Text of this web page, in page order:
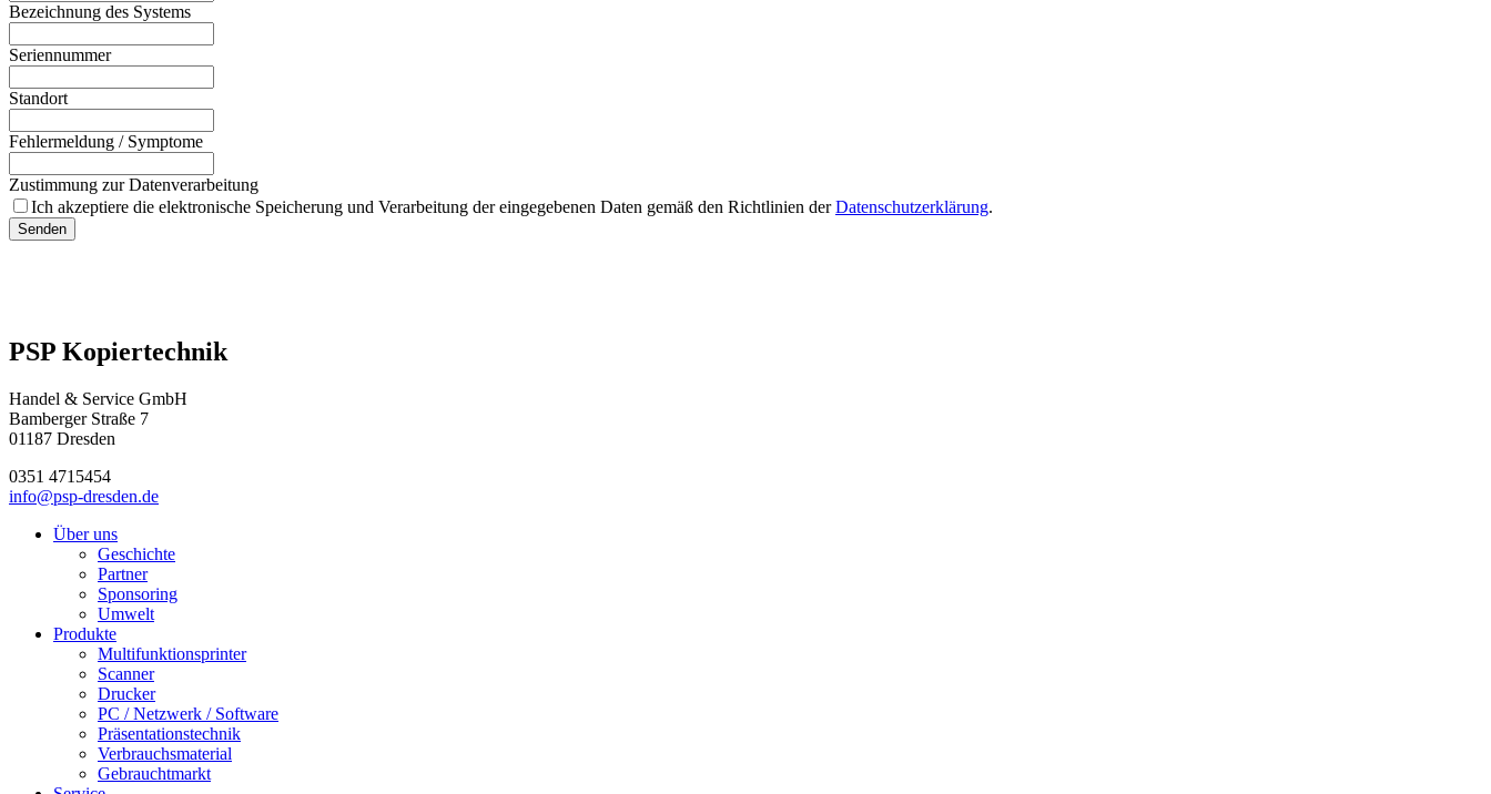
Bezeichnung des Systems
Seriennummer
Standort
Fehlermeldung / Symptome
Zustimmung zur Datenverarbeitung
Ich akzeptiere die elektronische Speicherung und Verarbeitung der eingegebenen Daten gemäß den Richtlinien derDatenschutzerklärung.
Senden
PSP Kopiertechnik
Handel & Service GmbH
Bamberger Straße 7
01187 Dresden
0351 4715454
info@psp-dresden.de
Über uns
Geschichte
Partner
Sponsoring
Umwelt
Produkte
Multifunktionsprinter
Scanner
Drucker
PC / Netzwerk / Software
Präsentationstechnik
Verbrauchsmaterial
Gebrauchtmarkt